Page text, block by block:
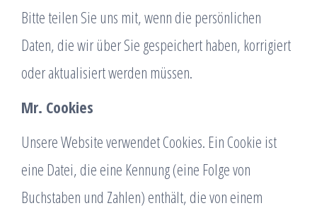
Bitte teilen Sie uns mit, wenn die persönlichen
Daten, die wir über Sie gespeichert haben, korrigiert
oder aktualisiert werden müssen.
Mr. Cookies
Unsere Website verwendet Cookies. Ein Cookie ist
eine Datei, die eine Kennung (eine Folge von
Buchstaben und Zahlen) enthält, die von einem